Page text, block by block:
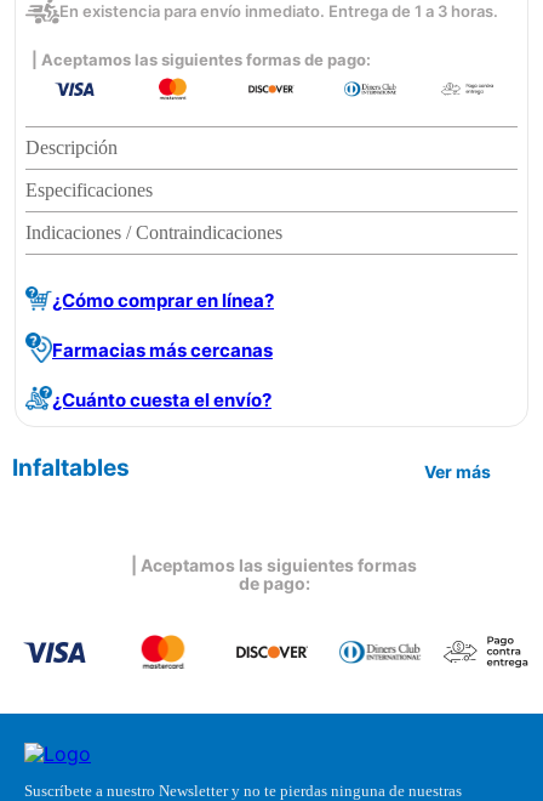
En existencia para envío inmediato. Entrega de 1 a 3 horas.
| Aceptamos las siguientes formas de pago:
Descripción
Especificaciones
Indicaciones / Contraindicaciones
¿Cómo comprar en línea?
Farmacias más cercanas
¿Cuánto cuesta el envío?
Infaltables Ver más
| Aceptamos las siguientes formas
de pago:
Suscríbete a nuestro Newsletter y no te pierdas ninguna de nuestras